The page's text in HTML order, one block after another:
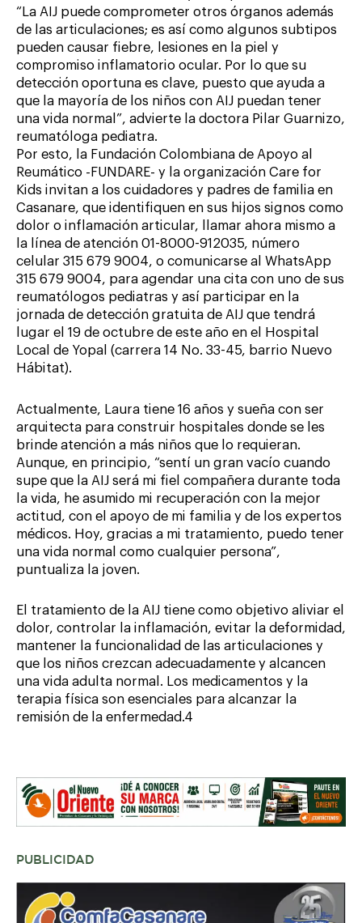
“La AIJ puede comprometer otros órganos además
de las articulaciones; es así como algunos subtipos
pueden causar fiebre, lesiones en la piel y
compromiso inflamatorio ocular. Por lo que su
detección oportuna es clave, puesto que ayuda a
que la mayoría de los niños con AIJ puedan tener
una vida normal”, advierte la doctora Pilar Guarnizo,
reumatóloga pediatra.
Por esto, la Fundación Colombiana de Apoyo al
Reumático -FUNDARE- y la organización Care for
Kids invitan a los cuidadores y padres de familia en
Casanare, que identifiquen en sus hijos signos como
dolor o inflamación articular, llamar ahora mismo a
la línea de atención 01-8000-912035, número
celular 315 679 9004, o comunicarse al WhatsApp
315 679 9004, para agendar una cita con uno de sus
reumatólogos pediatras y así participar en la
jornada de detección gratuita de AIJ que tendrá
lugar el 19 de octubre de este año en el Hospital
Local de Yopal (carrera 14 No. 33-45, barrio Nuevo
Hábitat).
Actualmente, Laura tiene 16 años y sueña con ser
arquitecta para construir hospitales donde se les
brinde atención a más niños que lo requieran.
Aunque, en principio, “sentí un gran vacío cuando
supe que la AIJ será mi fiel compañera durante toda
la vida, he asumido mi recuperación con la mejor
actitud, con el apoyo de mi familia y de los expertos
médicos. Hoy, gracias a mi tratamiento, puedo tener
una vida normal como cualquier persona”,
puntualiza la joven.
El tratamiento de la AIJ tiene como objetivo aliviar el
dolor, controlar la inflamación, evitar la deformidad,
mantener la funcionalidad de las articulaciones y
que los niños crezcan adecuadamente y alcancen
una vida adulta normal. Los medicamentos y la
terapia física son esenciales para alcanzar la
remisión de la enfermedad.4
PUBLICIDAD